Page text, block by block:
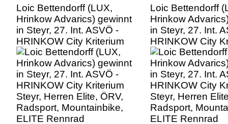
Loic Bettendorff (LUX,
Hrinkow Advarics) gewinnt
in Steyr, 27. Int. ASVÖ -
HRINKOW City Kriterium
Steyr, Herren Elite, ÖRV,
Radsport, Mountainbike,
ELITE Rennrad
Loic Bettendorff
Hrinkow
in Steyr, 27. Int.
HRINKOW City
Steyr, Herren
Radsport,
ELITE Rennrad